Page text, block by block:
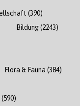
(390)
Bildung(2243)
Flora & Fauna (384)
(590)